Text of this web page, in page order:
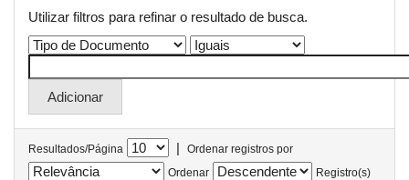
Utilizar filtros para refinar o resultado de busca.
Resultados/Página |
Ordenar registros por
Ordenar
Registro(s)